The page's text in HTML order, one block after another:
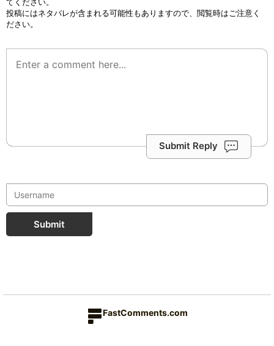
てください。
投稿にはネタバレが含まれる可能性もありますので、閲覧時はご注意く
ださい。
Submit Reply
Submit
FastComments.com